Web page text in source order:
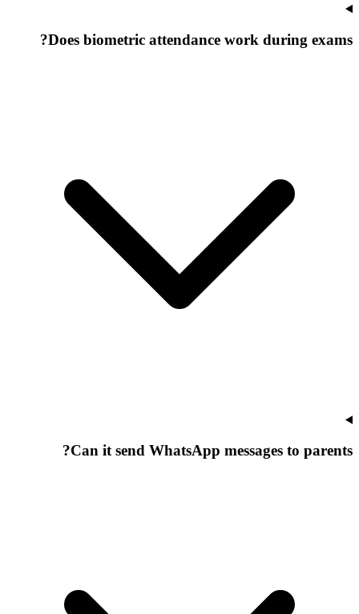
Does biometric attendance work during exams?
Can it send WhatsApp messages to parents?